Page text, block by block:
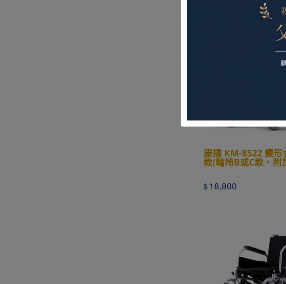
康揚 KM-8522 變
款(輪椅B或C款、附
$ 18,800